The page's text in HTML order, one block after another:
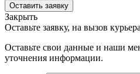
Оставить заявку
Закрыть
Оставьте заявку, на вызов
Оставьте свои данные и наши
уточнения информации.